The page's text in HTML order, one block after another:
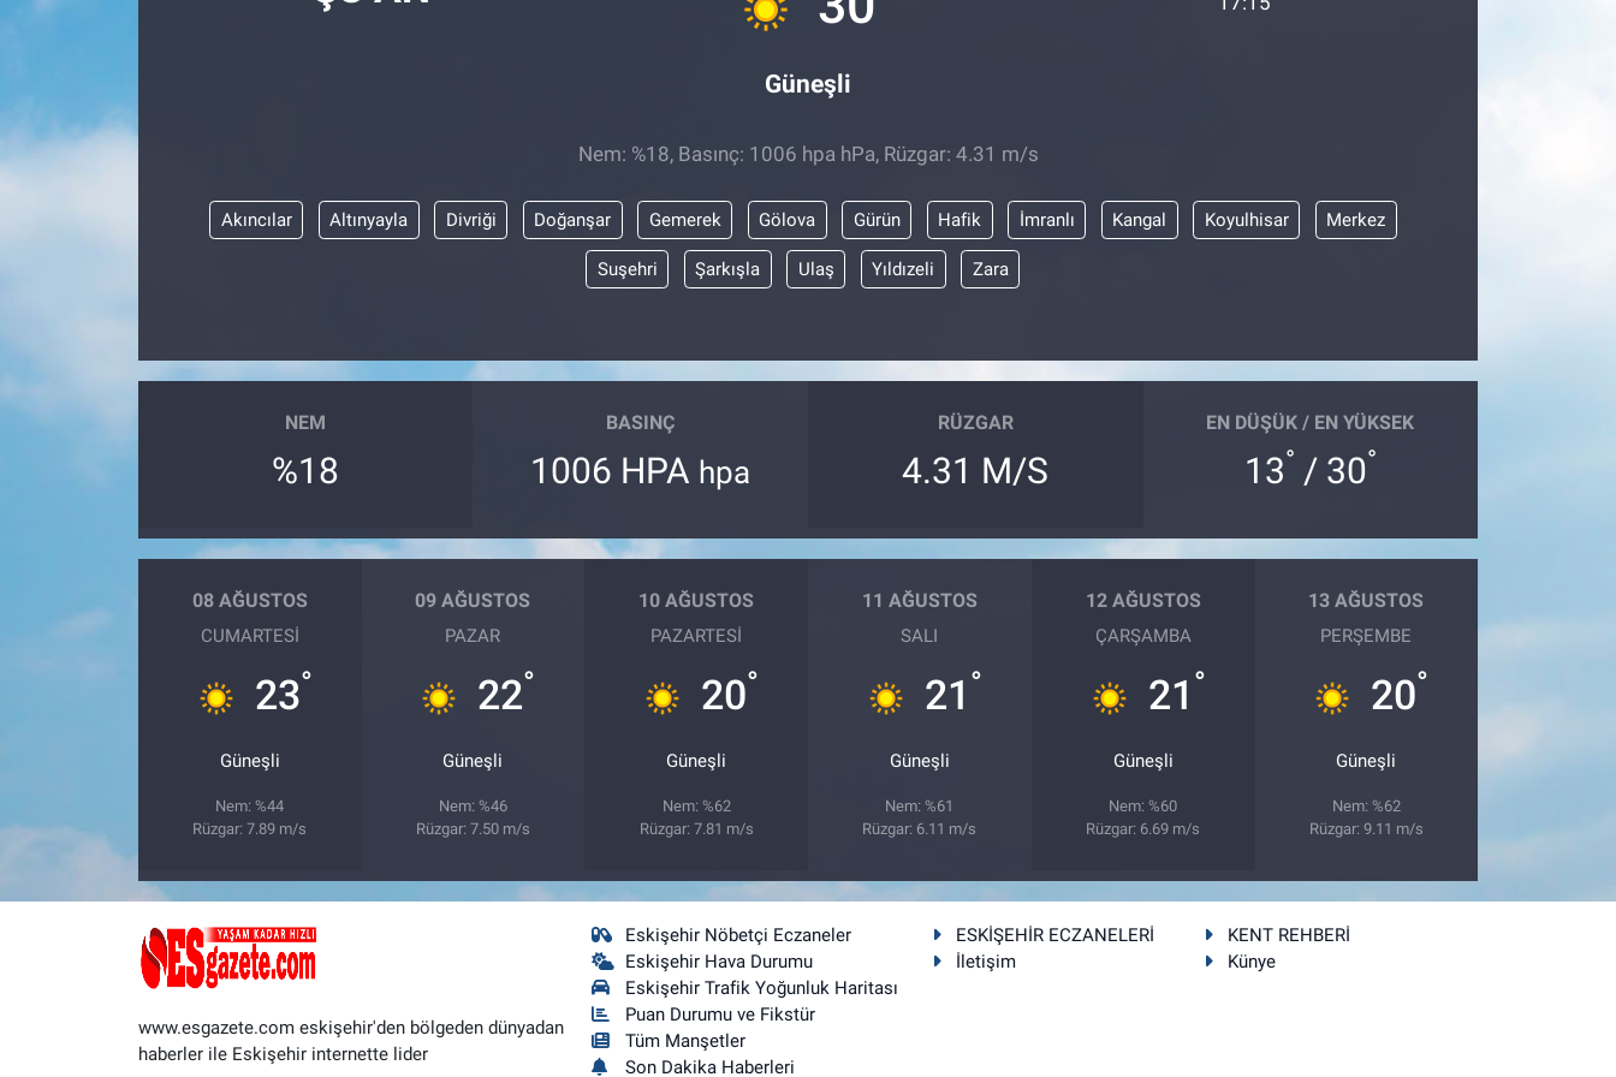
Güneşli
Nem: %18, Basınç: 1006 hpa hPa, Rüzgar: 4.31 m/s
Akıncılar Altınyayla Divriği Doğanşar Gemerek Gölova Gürün Hafik İmranlı Kangal Koyulhisar Merkez
Suşehri Şarkışla Ulaş Yıldızeli Zara
NEM
%18
BASINÇ
1006 HPA hpa
RÜZGAR
4.31 M/S
EN DÜŞÜK / EN YÜKSEK
13° / 30°
08 AĞUSTOS
CUMARTESI
23°
Güneşli
Nem: %44
Rüzgar: 7.89 m/s
09 AĞUSTOS
PAZAR
22°
Güneşli
Nem: %46
Rüzgar: 7.50 m/s
10 AĞUSTOS
PAZARTESI
20°
Güneşli
Nem: %62
Rüzgar: 7.81 m/s
11 AĞUSTOS
SALI
21 °
Güneşli
Nem: %61
Rüzgar: 6.11 m/s
12 AĞUSTOS
ÇARŞAMBA
21 °
Güneşli
Nem: %60
Rüzgar: 6.69 m/s
13 AĞUSTOS
PERŞEMBE
20°
Güneşli
Nem: %62
Rüzgar: 9.11 m/s
www.esgazete.com eskişehir'den bölgeden dünyadan
haberler ile Eskişehir internette lider
Eskişehir Nöbetçi Eczaneler
Eskişehir Hava Durumu
Eskişehir Trafik Yoğunluk Haritası
Puan Durumu ve Fikstür
Tüm Manşetler
Son Dakika Haberleri
ESKİŞEHİR ECZANELERİ
KENT REHBERİ
İletişim
Künye
Bilecik
Bilim ve Teknoloji